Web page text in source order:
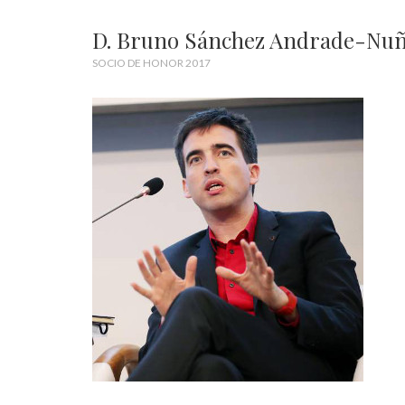
D. Bruno Sánchez Andrade-
SOCIO DE HONOR 2017